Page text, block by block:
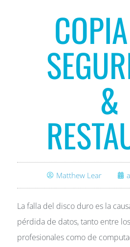
&
Matthew Lear
La falla del disco duro es la
pérdida de datos, tanto entre
profesionales como de